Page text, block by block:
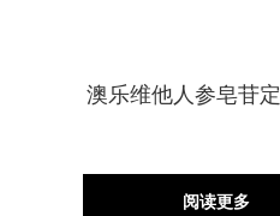
澳乐维他人参皂苷
阅读更多